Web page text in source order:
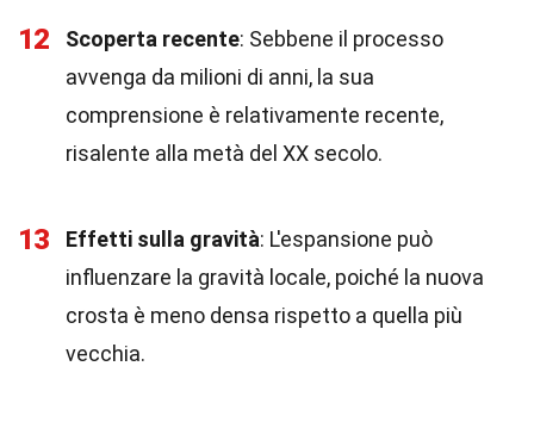
12 Scoperta recente: Sebbene il processo
avvenga da milioni di anni, la sua
comprensione è relativamente recente,
risalente alla metà del XX secolo.
13 Effetti sulla gravità: L'espansione può
influenzare la gravità locale, poiché la nuova
crosta è meno densa rispetto a quella più
vecchia.